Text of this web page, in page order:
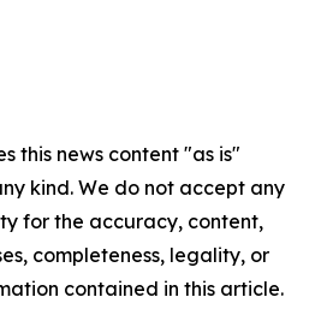
this news content "as is"
kind. We do not accept any
for the accuracy, content,
completeness, legality, or
contained in this article.